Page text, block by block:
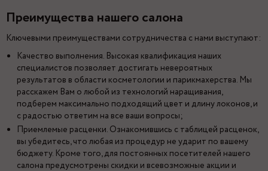
Преимущества нашего салона
Ключевыми преимуществами сотрудничества с нами выступают:
Качество выполнения. Высокая квалификация наших
специалистов позволяет достигать невероятных
результатов в области косметологии и парикмахерства. Мы
расскажем Вам о любой из технологий наращивания,
подберем максимально подходящий цвет и длину локонов, и
с радостью ответим на все ваши вопросы;
Приемлемые расценки. Ознакомившись с таблицей расценок,
вы убедитесь, что любая из процедур не ударит по вашему
бюджету. Кроме того, для постоянных посетителей нашего
салона предусмотрены скидки и всевозможные акции и